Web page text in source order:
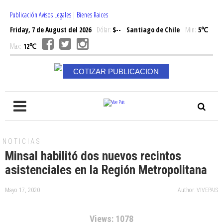
Publicación Avisos Legales | Bienes Raices
Friday, 7 de August del 2026Dólar: $-- Santiago de Chile Min: 5℃
Max: 12℃
COTIZAR PUBLICACION
NOTICIAS
Minsal habilitó dos nuevos recintos
asistenciales en la Región Metropolitana
Mayo 17, 2020 Author: VIVEPAIS
Views: 1078